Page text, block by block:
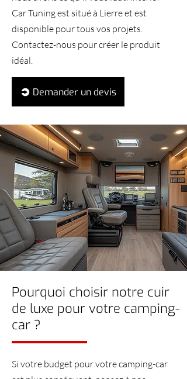
Car Tuning est situé à Lierre et est
disponible pour tous vos projets.
Contactez-nous pour créer le produit
idéal.
Demander un devis
Pourquoi choisir notre cuir
de luxe pour votre camping-
car ?
Si votre budget pour votre camping-car